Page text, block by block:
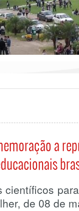
a
científicos
de 08 de